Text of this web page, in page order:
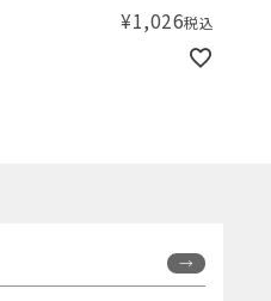
¥1,026税込